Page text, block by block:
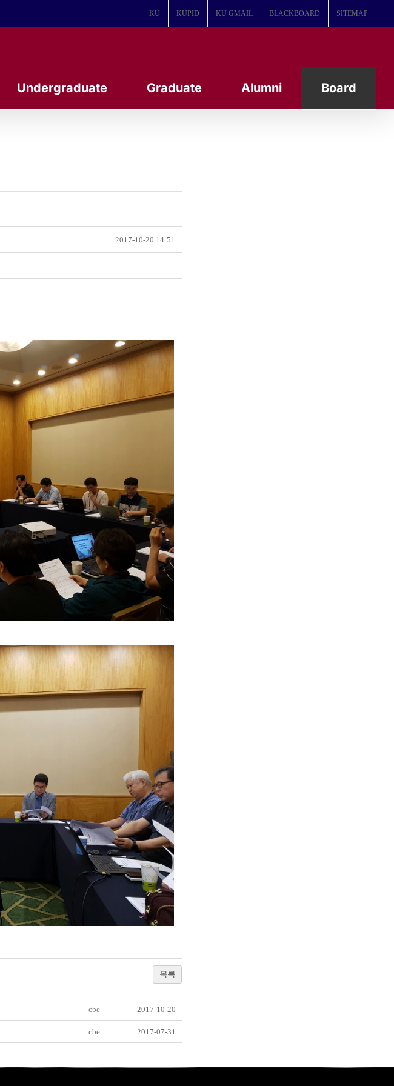
KU KUPID KU GMAIL BLACKBOARD SITEMAP
Undergraduate Graduate Alumni Board
2017-10-20 14:51
목록
cbe 2017-10-20
cbe 2017-07-31